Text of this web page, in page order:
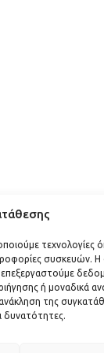
συσκευών. Η
επεξεργαστούμε
ή μοναδικά
της
δυνατότητες.